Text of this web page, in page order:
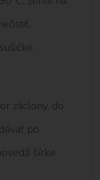
záclony, do
po
šírke